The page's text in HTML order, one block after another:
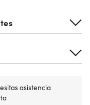
asistencia